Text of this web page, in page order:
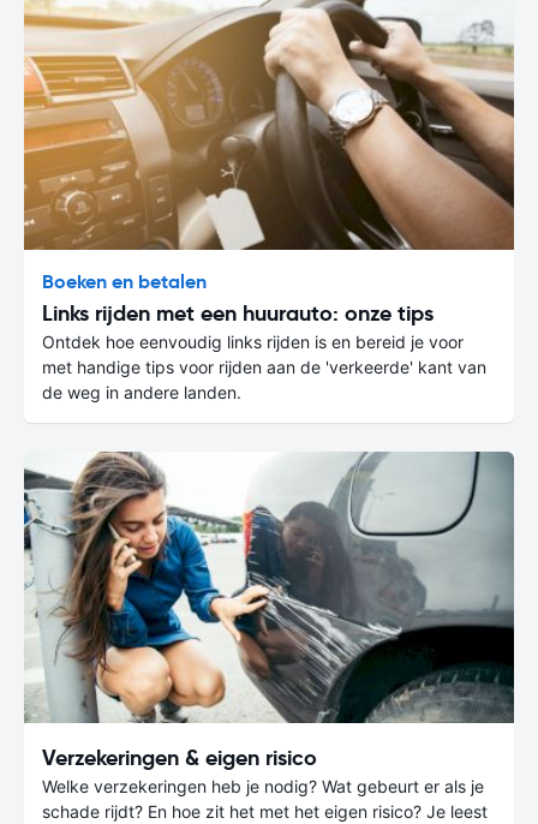
Boeken en betalen
Links rijden met een huurauto: onze tips
Ontdek hoe eenvoudig links rijden is en bereid je voor
met handige tips voor rijden aan de 'verkeerde' kant van
de weg in andere landen.
Verzekeringen & eigen risico
Welke verzekeringen heb je nodig? Wat gebeurt er als je
schade rijdt? En hoe zit het met het eigen risico? Je leest